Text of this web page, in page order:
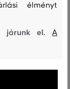
élményt
járunk el.A